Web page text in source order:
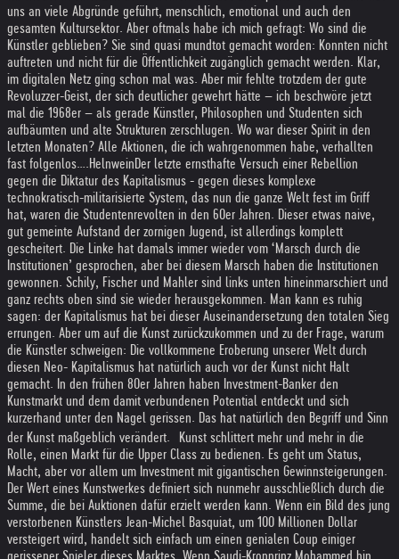
uns an viele Abgründe geführt, menschlich, emotional und auch den
gesamten Kultursektor. Aber oftmals habe ich mich gefragt: Wo sind die
Künstler geblieben? Sie sind quasi mundtot gemacht worden: Konnten nicht
auftreten und nicht für die Öffentlichkeit zugänglich gemacht werden. Klar,
im digitalen Netz ging schon mal was. Aber mir fehlte trotzdem der gute
Revoluzzer-Geist, der sich deutlicher gewehrt hätte – ich beschwöre jetzt
mal die 1968er – als gerade Künstler, Philosophen und Studenten sich
aufbäumten und alte Strukturen zerschlugen. Wo war dieser Spirit in den
letzten Monaten? Alle Aktionen, die ich wahrgenommen habe, verhallten
fast folgenlos….Helnwein Der letzte ernsthafte Versuch einer Rebellion
gegen die Diktatur des Kapitalismus - gegen dieses komplexe
technokratisch-militarisierte System, das nun die ganze Welt fest im Griff
hat, waren die Studentenrevolten in den 60er Jahren. Dieser etwas naive,
gut gemeinte Aufstand der zornigen Jugend, ist allerdings komplett
gescheitert. Die Linke hat damals immer wieder vom ‘Marsch durch die
Institutionen’ gesprochen, aber bei diesem Marsch haben die Institutionen
gewonnen. Schily, Fischer und Mahler sind links unten hineinmarschiert und
ganz rechts oben sind sie wieder herausgekommen. Man kann es ruhig
sagen: der Kapitalismus hat bei dieser Auseinandersetzung den totalen Sieg
errungen. Aber um auf die Kunst zurückzukommen und zu der Frage, warum
die Künstler schweigen: Die vollkommene Eroberung unserer Welt durch
diesen Neo- Kapitalismus hat natürlich auch vor der Kunst nicht Halt
gemacht. In den frühen 80er Jahren haben Investment-Banker den
Kunstmarkt und dem damit verbundenen Potential entdeckt und sich
kurzerhand unter den Nagel gerissen. Das hat natürlich den Begriff und Sinn
der Kunst maßgeblich verändert. Kunst schlittert mehr und mehr in die
Rolle, einen Markt für die Upper Class zu bedienen. Es geht um Status,
Macht, aber vor allem um Investment mit gigantischen Gewinnsteigerungen.
Der Wert eines Kunstwerkes definiert sich nunmehr ausschließlich durch die
Summe, die bei Auktionen dafür erzielt werden kann. Wenn ein Bild des jung
verstorbenen Künstlers Jean-Michel Basquiat, um 100 Millionen Dollar
versteigert wird, handelt sich einfach um einen genialen Coup einiger